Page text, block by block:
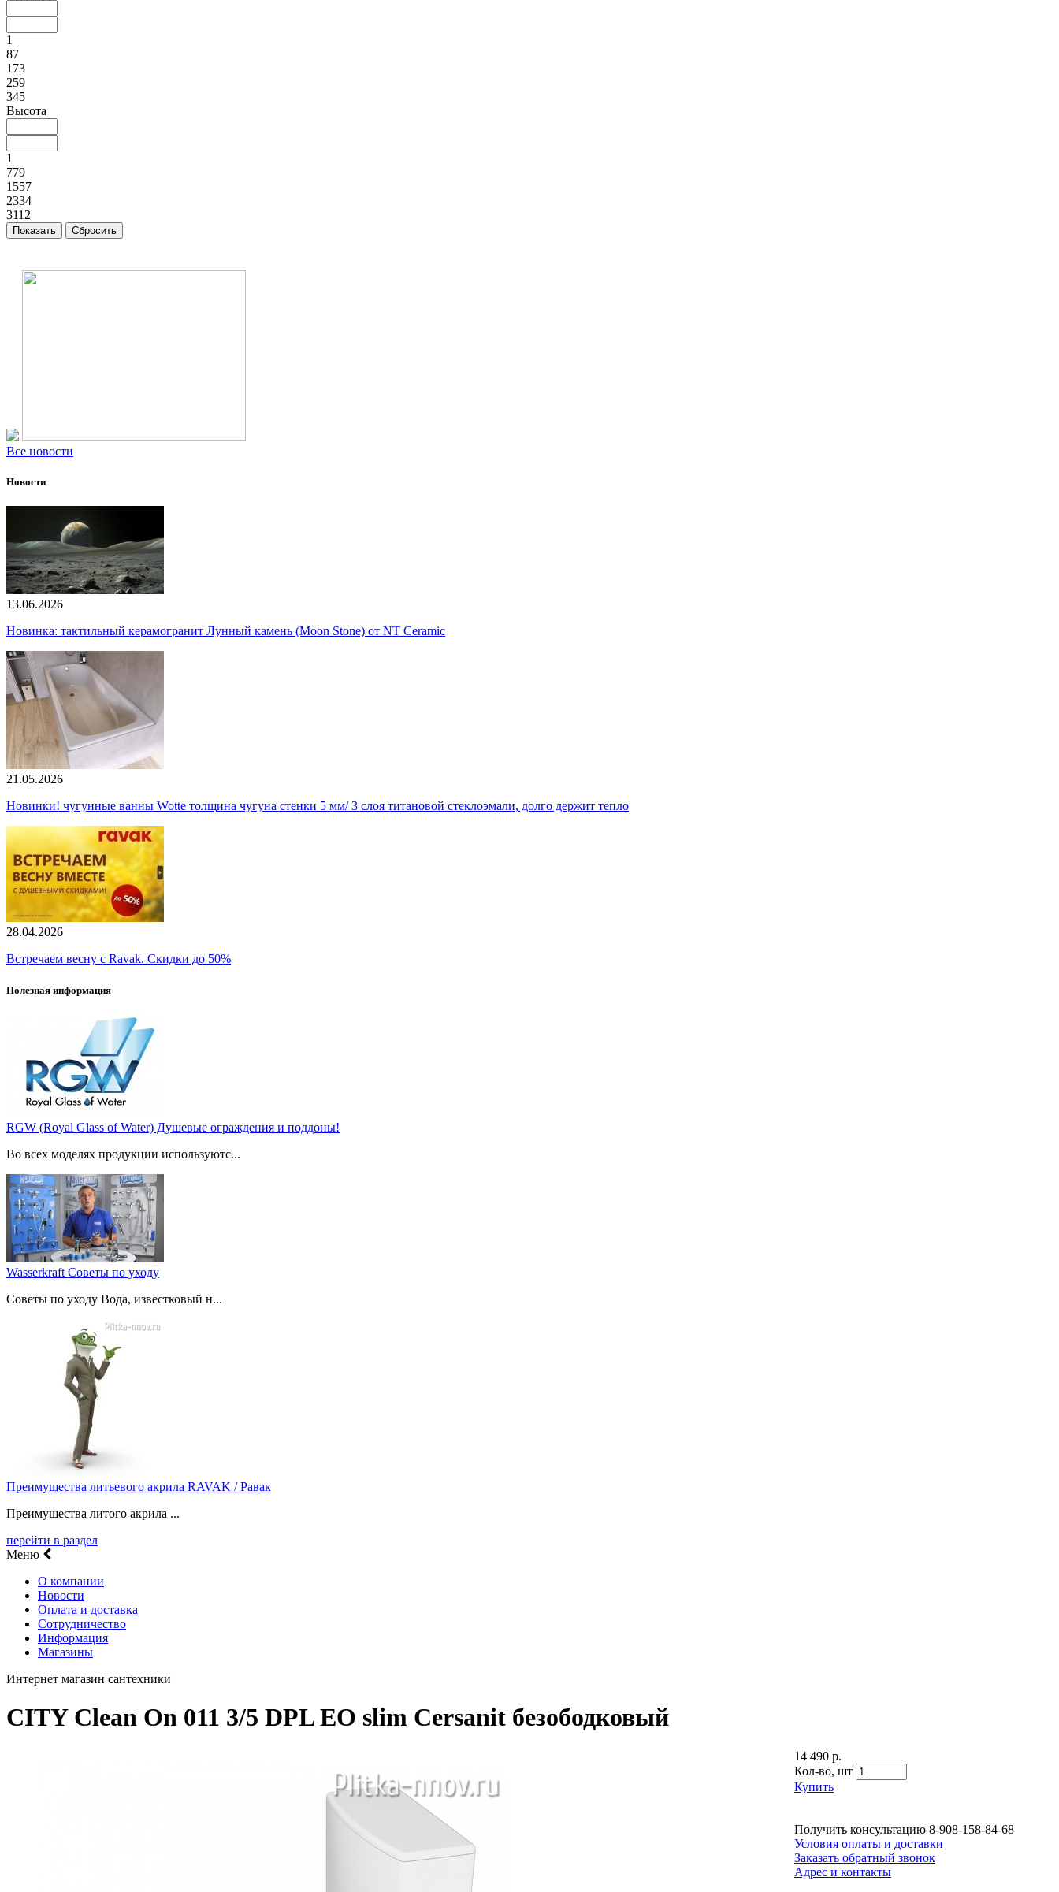
1
87
173
259
345
Высота
1
779
1557
2334
3112
Все новости
Новости
13.06.2026
Новинка: тактильный керамогранит Лунный камень (Moon Stone) от NT Ceramic
21.05.2026
Новинки! чугунные ванны Wotte толщина чугуна стенки 5 мм/ 3 слоя титановой стеклоэмали, долго держит тепло
28.04.2026
Встречаем весну с Ravak. Скидки до 50%
Полезная информация
RGW (Royal Glass of Water) Душевые ограждения и поддоны!
Во всех моделях продукции используютс...
Wasserkraft Советы по уходу
Советы по уходу Вода, известковый н...
Преимущества литьевого акрила RAVAK / Равак
Преимущества литого акрила ...
перейти в раздел
Меню
О компании
Новости
Оплата и доставка
Сотрудничество
Информация
Магазины
Интернет магазин сантехники
CITY Clean On 011 3/5 DPL EO slim Cersanit безободковый
14 490 р.
Кол-во, шт
Купить
Получить консультацию 8-908-158-84-68
Условия оплаты и доставки
Заказать обратный звонок
Адрес и контакты